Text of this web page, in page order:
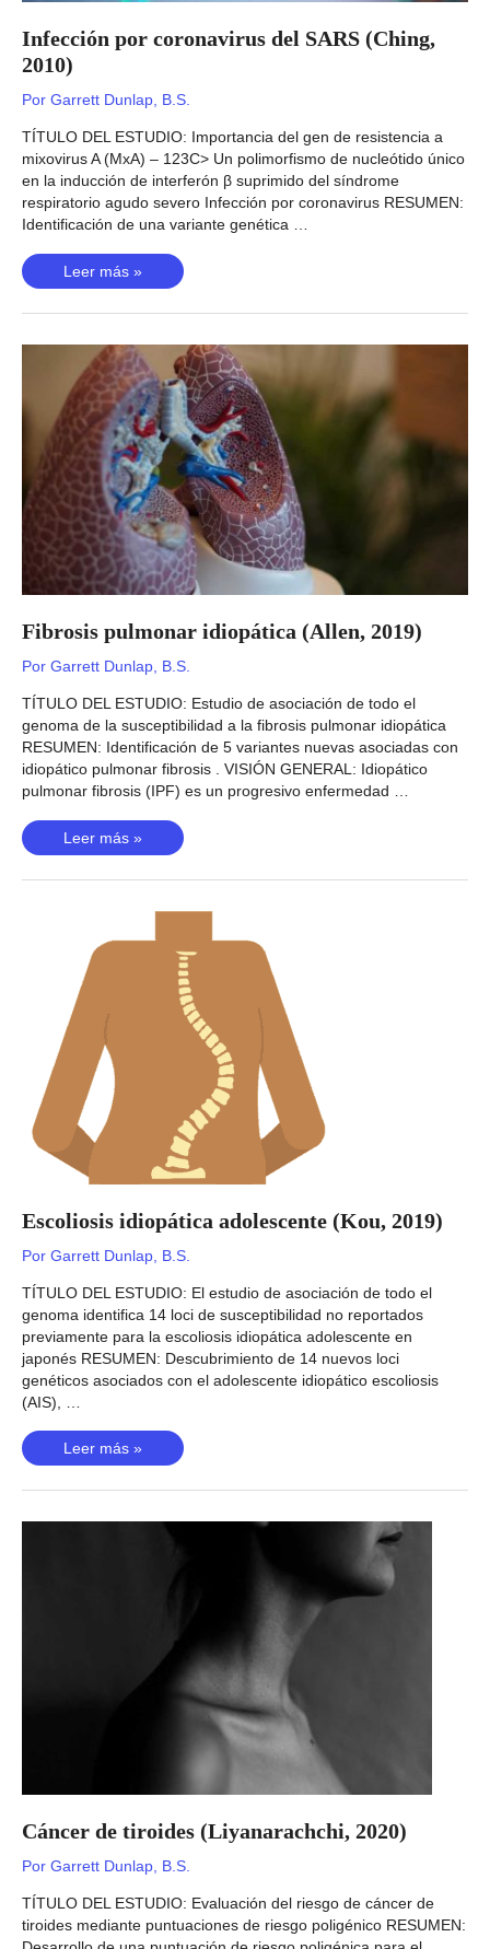
Infección por coronavirus del SARS (Ching,
2010)
Por Garrett Dunlap, B.S.
TÍTULO DEL ESTUDIO: Importancia del gen de resistencia a
mixovirus A (MxA) – 123C> Un polimorfismo de nucleótido único
en la inducción de interferón β suprimido del síndrome
respiratorio agudo severo Infección por coronavirus RESUMEN:
Identificación de una variante genética …
Infección
por
coronavirus
SARS
(Ching,
2010)
Leer más »
Fibrosis pulmonar idiopática (Allen, 2019)
Por Garrett Dunlap, B.S.
TÍTULO DEL ESTUDIO: Estudio de asociación de todo el
genoma de la susceptibilidad a la fibrosis pulmonar idiopática
RESUMEN: Identificación de 5 variantes nuevas asociadas con
idiopático pulmonar fibrosis . VISIÓN GENERAL: Idiopático
pulmonar fibrosis (IPF) es un progresivo enfermedad …
Fibrosis
pulmonar
idiopática
Leer más »
Escoliosis idiopática adolescente (Kou, 2019)
Por Garrett Dunlap, B.S.
TÍTULO DEL ESTUDIO: El estudio de asociación de todo el
genoma identifica 14 loci de susceptibilidad no reportados
previamente para la escoliosis idiopática adolescente en
japonés RESUMEN: Descubrimiento de 14 nuevos loci
genéticos asociados con el adolescente idiopático escoliosis
(AIS), …
Escoliosis
idiopática
adolescente
Leer más »
Cáncer de tiroides (Liyanarachchi, 2020)
Por Garrett Dunlap, B.S.
TÍTULO DEL ESTUDIO: Evaluación del riesgo de cáncer de
tiroides mediante puntuaciones de riesgo poligénico RESUMEN: